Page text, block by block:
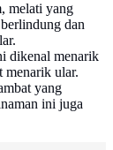
melati yang
dan
dikenal menarik
menarik ular.
yang
ini juga